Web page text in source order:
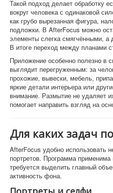
Такой подход делает обработку
вокруг человека с одинаковой
как грубо вырезанная фигура,
подложки. В AfterFocus можно
элементы слегка смягчёнными,
В итоге переход между планами
Приложение особенно полезно в
выглядит перегруженным: за
прохожие, вывески, мебель,
яркие детали интерьера или
внимание. Размытие не удаляет
помогает направить взгляд на
Для каких задач
AfterFocus удобно использовать
портретов. Программа применима
требуется выделить главный
активность фона.